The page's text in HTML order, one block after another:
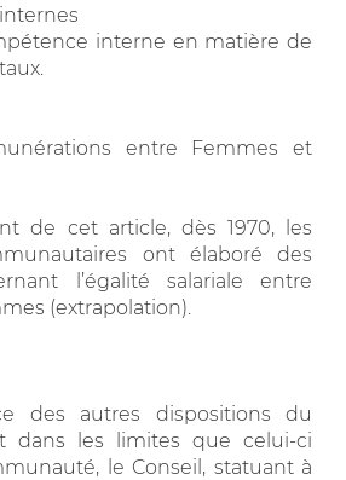
interne en matière de
entre Femmes et
de cet article, dès 1970, les
ont élaboré des
l’égalité salariale entre
(extrapolation).
des autres dispositions du
dans les limites que celui-ci
le Conseil, statuant à